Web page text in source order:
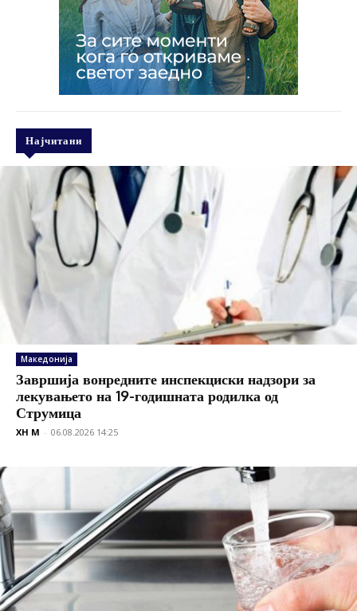
Најчитани
Македонија
Завршија вонредните инспекциски надзори за
лекувањето на 19-годишната родилка од
Струмица
XH M - 06.08.2026 14:25